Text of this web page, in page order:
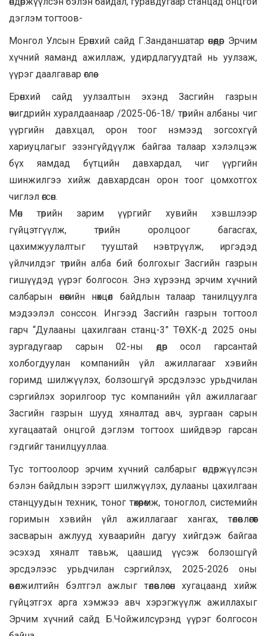
дэглэм тогтоов-
Монгол Улсын Ерөнхий сайд Г.Занданшатар өнөөдөр Эрчим
хүчний яаманд ажиллаж, удирдлагуудтай нь уулзаж,
үүрэг даалгавар өглөө.
Ерөнхий сайд уулзалтын эхэнд Засгийн газрын
өчигдрийн хуралдаанаар /2025-06-18/ төрийн албаны чиг
үүргийн давхцал, орон тоог нэмээд зогсохгүй
хариуцлагыг эзэнгүйдүүлж байгаа талаар хэлэлцэж
бүх яамдад бүтцийн давхардал, чиг үүргийн
шинжилгээ хийж давхардсан орон тоог цомхотгох
чиглэл өгсөн.
Мөн төрийн зарим үүргийг хувийн хэвшлээр
гүйцэтгүүлж, төрийн оролцоог багасгах,
цахимжуулалтыг тууштай нэвтрүүлж, иргэдэд
үйлчилдэг төрийн алба бий болгохыг Засгийн газрын
гишүүдэд үүрэг болгосон. Энэ хүрээнд эрчим хүчний
салбарын өнөөгийн нөхцөл байдлын талаар танилцуулга
мэдээлэл сонссон. Ингээд Засгийн газрын тогтоол
гарч “Дулааны цахилгаан станц-3” ТӨХК-д 2025 оны
зургадугаар сарын 02-ны өдөр осол гарсантай
холбогдуулан компанийн үйл ажиллагааг хэвийн
горимд шилжүүлэх, болзошгүй эрсдэлээс урьдчилан
сэргийлэх зорилгоор тус компанийн үйл ажиллагааг
Засгийн газрын шууд хяналтад авч, зургаан сарын
хугацаатай онцгой дэглэм тогтоох шийдвэр гарсан
гэдгийг танилцууллаа.
Тус тогтоолоор эрчим хүчний салбарыг өндөржүүлсэн
бэлэн байдлын зэрэгт шилжүүлэх, дулааны цахилгаан
станцуудын техник, тоног төхөөрөмж, тоноглол, системийн
горимын хэвийн үйл ажиллагааг хангах, төлөвлөгөөт
засварын ажлууд хуваарийн дагуу хийгдэж байгаа
эсэхэд хяналт тавьж, цаашид үүсэж болзошгүй
эрсдэлээс урьдчилан сэргийлэх, 2025-2026 оны
өвөлжилтийн бэлтгэл ажлыг төлөвлөсөн хугацаанд хийж
гүйцэтгэх арга хэмжээ авч хэрэгжүүлж ажиллахыг
Эрчим хүчний сайд Б.Чойжилсүрэнд үүрэг болгосон